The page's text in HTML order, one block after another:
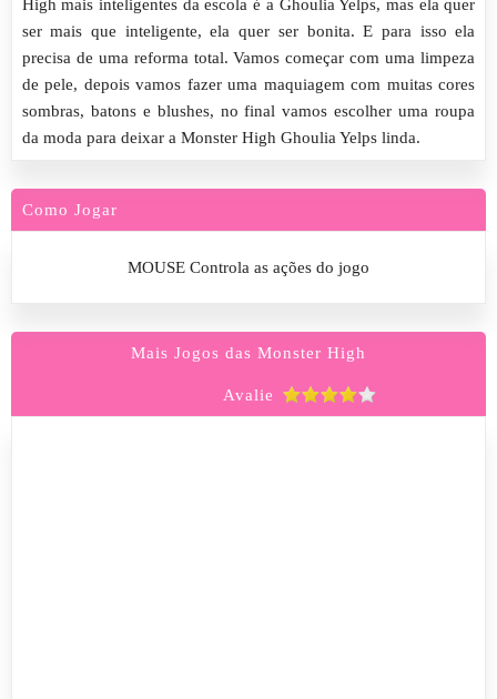
High mais inteligentes da escola é a Ghoulia Yelps, mas ela quer
ser mais que inteligente, ela quer ser bonita. E para isso ela
precisa de uma reforma total. Vamos começar com uma limpeza
de pele, depois vamos fazer uma maquiagem com muitas cores
sombras, batons e blushes, no final vamos escolher uma roupa
da moda para deixar a Monster High Ghoulia Yelps linda.
Como Jogar
MOUSE Controla as ações do jogo
Mais Jogos das Monster High
Avalie